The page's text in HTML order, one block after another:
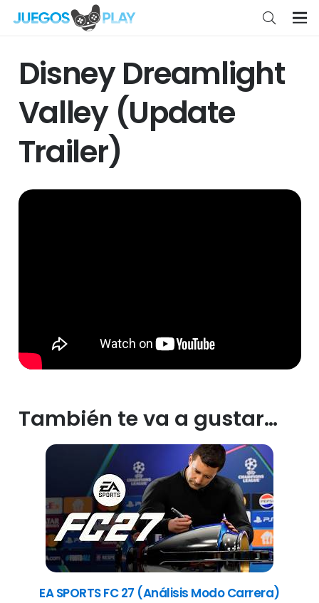
Disney Dreamlight
Valley (Update
Trailer)
También te va a gustar…
EA SPORTS FC 27 (Análisis Modo Carrera)